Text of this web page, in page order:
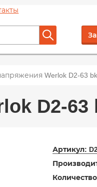
Werlok D2-63 bk
D2-63
Артикул: